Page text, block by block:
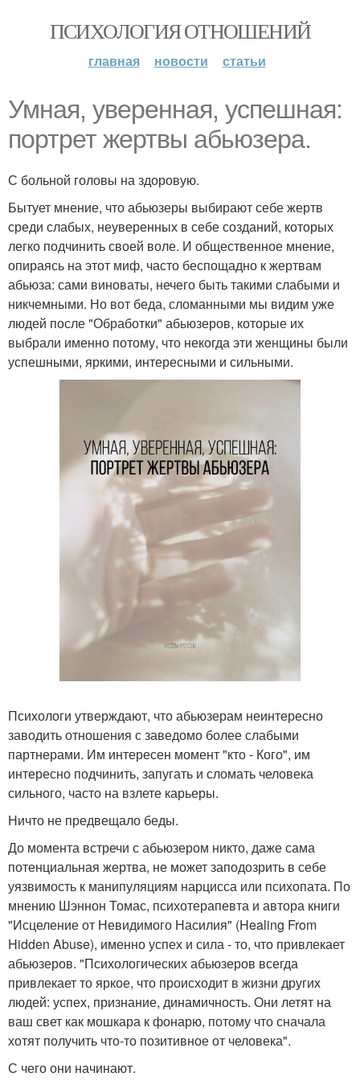
ПСИХОЛОГИЯ ОТНОШЕНИЙ
главная новости статьи
Умная, уверенная, успешная:
портрет жертвы абьюзера.
С больной головы на здоровую.
Бытует мнение, что абьюзеры выбирают себе жертв
среди слабых, неуверенных в себе созданий, которых
легко подчинить своей воле. И общественное мнение,
опираясь на этот миф, часто беспощадно к жертвам
абьюза: сами виноваты, нечего быть такими слабыми и
никчемными. Но вот беда, сломанными мы видим уже
людей после "Обработки" абьюзеров, которые их
выбрали именно потому, что некогда эти женщины были
успешными, яркими, интересными и сильными.
Психологи утверждают, что абьюзерам неинтересно
заводить отношения с заведомо более слабыми
партнерами. Им интересен момент "кто - Кого", им
интересно подчинить, запугать и сломать человека
сильного, часто на взлете карьеры.
Ничто не предвещало беды.
До момента встречи с абьюзером никто, даже сама
потенциальная жертва, не может заподозрить в себе
уязвимость к манипуляциям нарцисса или психопата. По
мнению Шэннон Томас, психотерапевта и автора книги
"Исцеление от Невидимого Насилия" (Healing From
Hidden Abuse), именно успех и сила - то, что привлекает
абьюзеров. "Психологических абьюзеров всегда
привлекает то яркое, что происходит в жизни других
людей: успех, признание, динамичность. Они летят на
ваш свет как мошкара к фонарю, потому что сначала
хотят получить что-то позитивное от человека".
С чего они начинают.